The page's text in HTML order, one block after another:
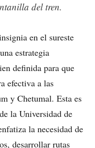
del tren.
en el sureste
estrategia
definida para que
efectiva a las
y Chetumal. Esta es
la Universidad de
la necesidad de
desarrollar rutas